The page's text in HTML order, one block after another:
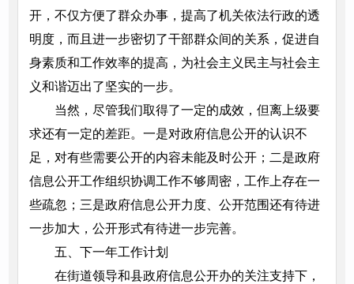
开，不仅方便了群众办事，提高了机关依法行政的透
明度，而且进一步密切了干部群众间的关系，促进自
身素质和工作效率的提高，为社会主义民主与社会主
义和谐迈出了坚实的一步。
当然，尽管我们取得了一定的成效，但离上级要
求还有一定的差距。一是对政府信息公开的认识不
足，对有些需要公开的内容未能及时公开；二是政府
信息公开工作组织协调工作不够周密，工作上存在一
些疏忽；三是政府信息公开力度、公开范围还有待进
一步加大，公开形式有待进一步完善。
五、下一年工作计划
在街道领导和县政府信息公开办的关注支持下，